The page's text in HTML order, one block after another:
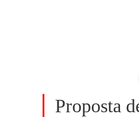
Proposta